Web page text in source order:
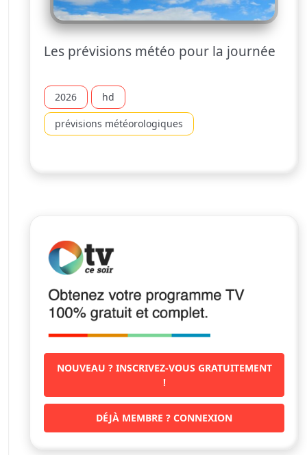
Les prévisions météo pour la journée
2026 hd
prévisions météorologiques
NOUVEAU ? INSCRIVEZ-VOUS GRATUITEMENT
!
DÉJÀ MEMBRE ? CONNEXION